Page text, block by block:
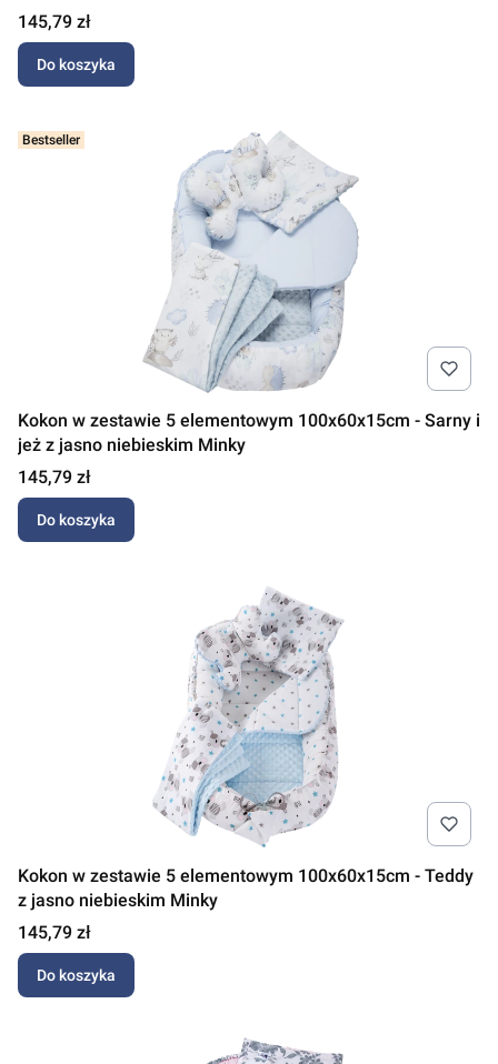
Cena
145,79 zł
Do koszyka
Bestseller
Kokon w zestawie 5 elementowym 100x60x15cm - Sarny i
jeż z jasno niebieskim Minky
Cena
145,79 zł
Do koszyka
Kokon w zestawie 5 elementowym 100x60x15cm - Teddy
z jasno niebieskim Minky
Cena
145,79 zł
Do koszyka